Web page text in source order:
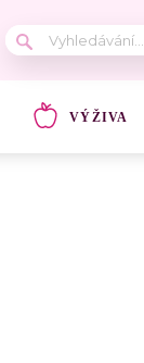
VÝŽIVA